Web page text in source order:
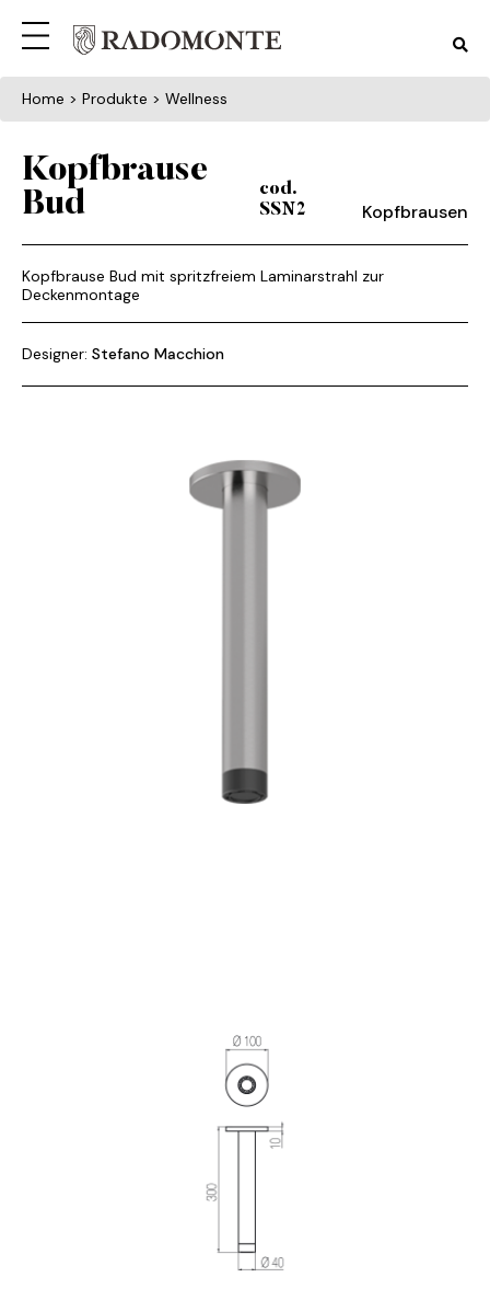
Home > Produkte > Wellness
Kopfbrause
Bud
cod.
SSN2
Kopfbrausen
Kopfbrause Bud mit spritzfreiem Laminarstrahl zur
Deckenmontage
Designer: Stefano Macchion